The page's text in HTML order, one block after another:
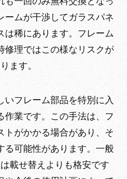
ームが干渉してガラスパネ
は稀にあります。フレーム
修理ではこの様なリスクが
ます。
いフレーム部品を特別に入
作業です。この手法は、フ
トがかかる場合があり、そ
る可能性があります。一般
載せ替えよりも格安です